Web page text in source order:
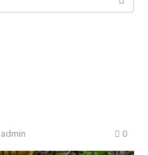
admin 0